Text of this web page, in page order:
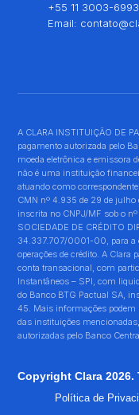
+55 11 3003-6993
Email:
A CLARA INSTITUIÇÃO DE
pagamento autorizada pelo
moeda eletrônica e emissora
não é uma instituição
atuando como
CMN nº 4.935 de 29 de julho
inscrita no CNPJ/MF sob o
SOCIEDADE DE CRÉDITO
34.337.707/0001-00, para a
operações de crédito. A Clara
conta transacional, com
Instantâneos – SPI, com
do Banco BTG Pactual SA,
45. Mais informações podem
das instituições
autorizadas pelo Banco
Copyright Clara
Política de